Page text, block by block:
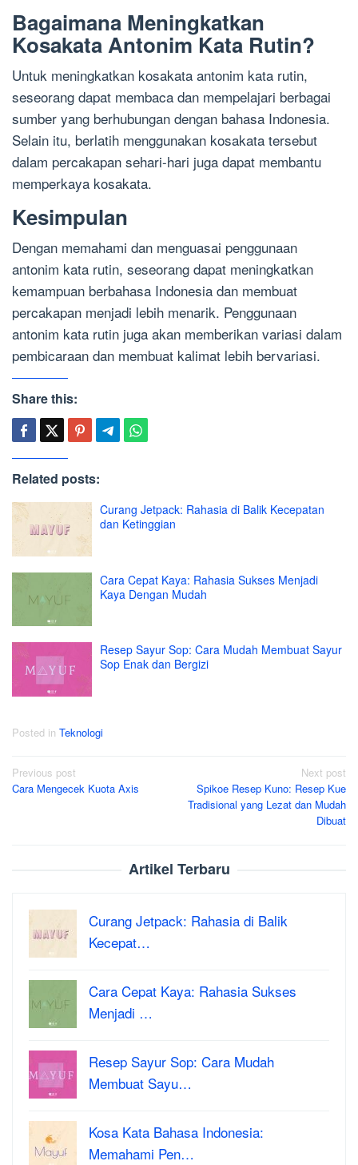
Bagaimana Meningkatkan
Kosakata Antonim Kata Rutin?
Untuk meningkatkan kosakata antonim kata rutin,
seseorang dapat membaca dan mempelajari berbagai
sumber yang berhubungan dengan bahasa Indonesia.
Selain itu, berlatih menggunakan kosakata tersebut
dalam percakapan sehari-hari juga dapat membantu
memperkaya kosakata.
Kesimpulan
Dengan memahami dan menguasai penggunaan
antonim kata rutin, seseorang dapat meningkatkan
kemampuan berbahasa Indonesia dan membuat
percakapan menjadi lebih menarik. Penggunaan
antonim kata rutin juga akan memberikan variasi dalam
pembicaraan dan membuat kalimat lebih bervariasi.
Share this:
Related posts:
Curang Jetpack: Rahasia di Balik Kecepatan
dan Ketinggian
Cara Cepat Kaya: Rahasia Sukses Menjadi
Kaya Dengan Mudah
Resep Sayur Sop: Cara Mudah Membuat Sayur
Sop Enak dan Bergizi
Posted in Teknologi
Post
navigation
Previous post
Cara Mengecek Kuota Axis
Next post
Spikoe Resep Kuno: Resep Kue
Tradisional yang Lezat dan Mudah
Dibuat
Artikel Terbaru
Curang Jetpack: Rahasia di Balik
Kecepat…
Cara Cepat Kaya: Rahasia Sukses
Menjadi …
Resep Sayur Sop: Cara Mudah
Membuat Sayu…
Kosa Kata Bahasa Indonesia:
Memahami Pen…